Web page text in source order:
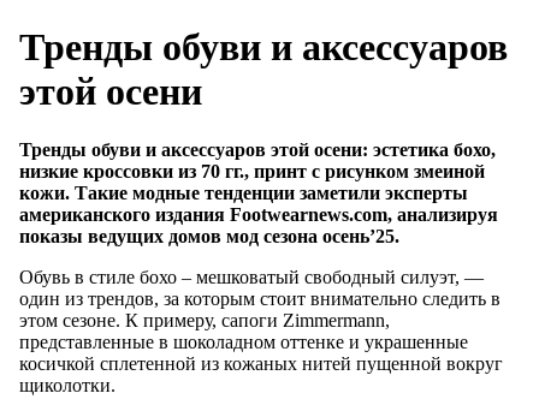
Тренды обуви и аксессуаров
этой осени
Тренды обуви и аксессуаров этой осени: эстетика бохо,
низкие кроссовки из 70 гг., принт с рисунком змеиной
кожи. Такие модные тенденции заметили эксперты
американского издания Footwearnews.com, анализируя
показы ведущих домов мод сезона осень’25.
Обувь в стиле бохо – мешковатый свободный силуэт, —
один из трендов, за которым стоит внимательно следить в
этом сезоне. К примеру, сапоги Zimmermann,
представленные в шоколадном оттенке и украшенные
косичкой сплетенной из кожаных нитей пущенной вокруг
щиколотки.